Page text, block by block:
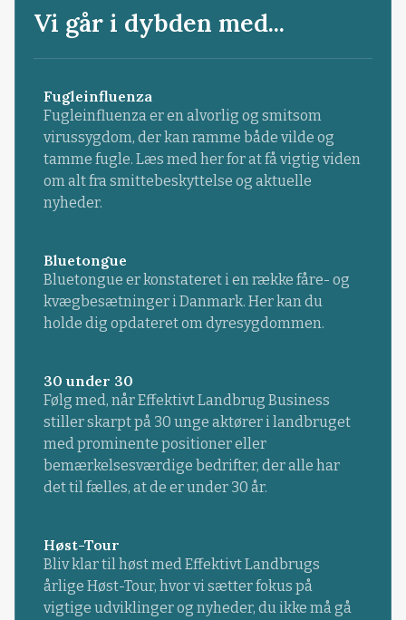
Vi går i dybden med...
Fugleinfluenza
Fugleinfluenza er en alvorlig og smitsom
virussygdom, der kan ramme både vilde og
tamme fugle. Læs med her for at få vigtig viden
om alt fra smittebeskyttelse og aktuelle
nyheder.
Bluetongue
Bluetongue er konstateret i en række fåre- og
kvægbesætninger i Danmark. Her kan du
holde dig opdateret om dyresygdommen.
30 under 30
Følg med, når Effektivt Landbrug Business
stiller skarpt på 30 unge aktører i landbruget
med prominente positioner eller
bemærkelsesværdige bedrifter, der alle har
det til fælles, at de er under 30 år.
Høst-Tour
Bliv klar til høst med Effektivt Landbrugs
årlige Høst-Tour, hvor vi sætter fokus på
vigtige udviklinger og nyheder, du ikke må gå